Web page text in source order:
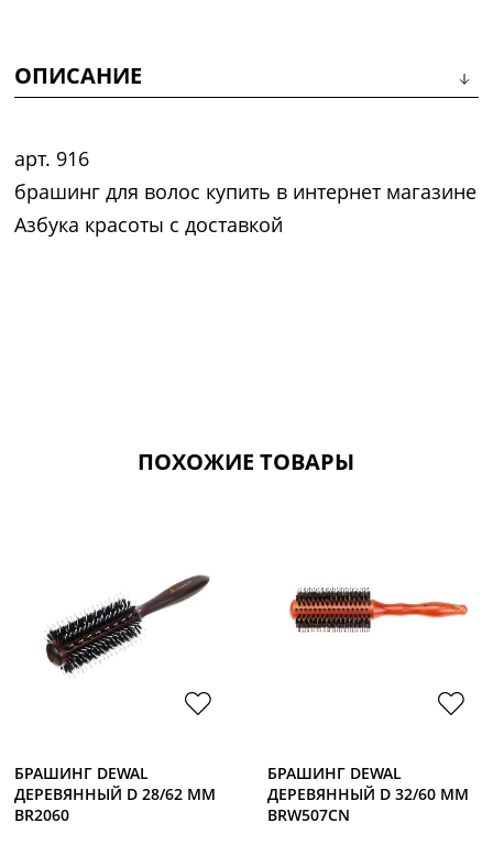
ОПИСАНИЕ
арт. 916
брашинг для волос купить в интернет магазине
Азбука красоты с доставкой
ПОХОЖИЕ ТОВАРЫ
БРАШИНГ DEWAL
ДЕРЕВЯННЫЙ D 28/62 ММ
BR2060
БРАШИНГ DEWAL
ДЕРЕВЯННЫЙ D 32/60 ММ
BRW507CN